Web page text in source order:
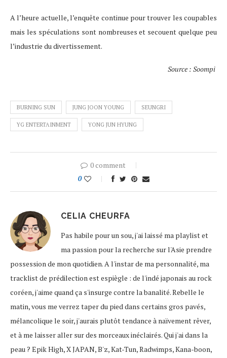
A l’heure actuelle, l’enquête continue pour trouver les coupables
mais les spéculations sont nombreuses et secouent quelque peu
l’industrie du divertissement.
Source : Soompi
BURNING SUN JUNG JOON YOUNG SEUNGRI
YG ENTERTAINMENT YONG JUN HYUNG
0 comment
0
CELIA CHEURFA
Pas habile pour un sou, j'ai laissé ma playlist et
ma passion pour la recherche sur l'Asie prendre
possession de mon quotidien. A l'instar de ma personnalité, ma
tracklist de prédilection est espiègle : de l'indé japonais au rock
coréen, j'aime quand ça s'insurge contre la banalité. Rebelle le
matin, vous me verrez taper du pied dans certains gros pavés,
mélancolique le soir, j'aurais plutôt tendance à naïvement rêver,
et à me laisser aller sur des morceaux inéclairés. Qui j'ai dans la
peau ? Epik High, X JAPAN, B'z, Kat-Tun, Radwimps, Kana-boon,